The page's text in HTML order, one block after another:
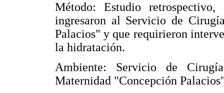
Método: Estudio
ingresaron al Servicio de
Palacios" y que requirieron
la hidratación.
Ambiente: Servicio de
Maternidad "Concepción